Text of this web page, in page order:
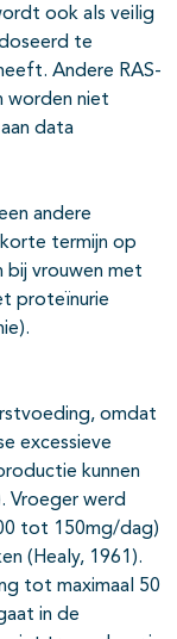
ook als veilig
te
Andere RAS-
worden niet
data
andere
termijn op
bij vrouwen met
proteïnurie
omdat
excessieve
kunnen
Vroeger werd
tot 150mg/dag)
(Healy, 1961).
tot maximaal 50
in de